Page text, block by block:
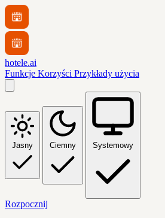
hotele.ai
Funkcje Korzyści Przykłady użycia
Jasny Ciemny Systemowy
Rozpocznij